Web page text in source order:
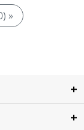
»